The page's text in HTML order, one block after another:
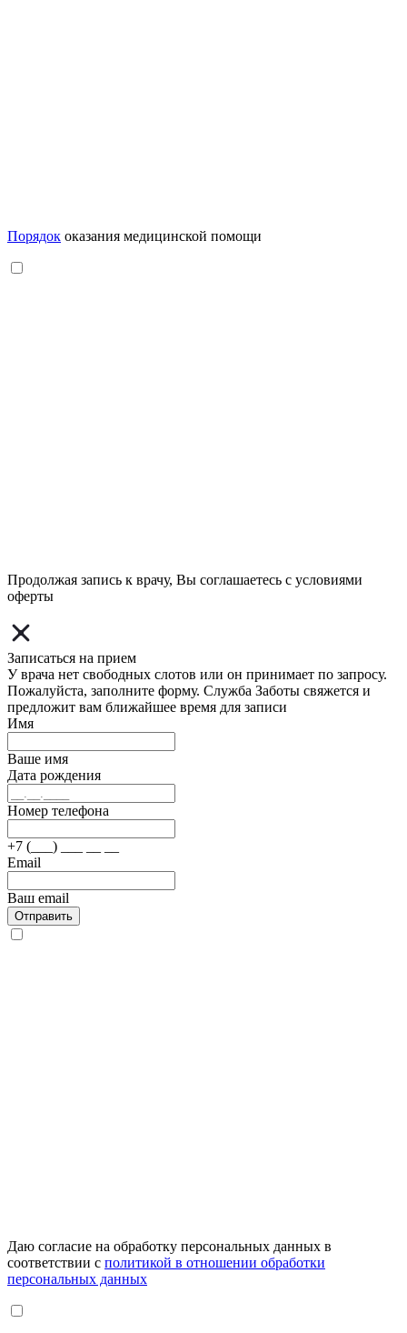
Порядок оказания медицинской помощи
Продолжая запись к врачу, Вы соглашаетесь с условиями
оферты
Записаться на прием
У врача нет свободных слотов или он принимает по запросу.
Пожалуйста, заполните форму. Служба Заботы свяжется и
предложит вам ближайшее время для записи
Имя
Ваше имя
Дата рождения
Номер телефона
+7 (___) ___ __ __
Email
Ваш email
Отправить
Даю согласие на обработку персональных данных в
соответствии с политикой в отношении обработки
персональных данных